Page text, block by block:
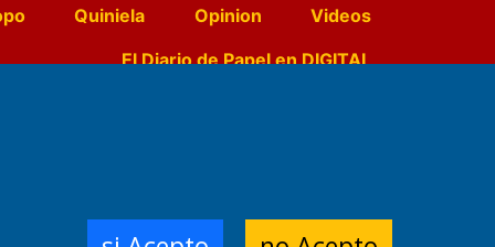
Quiniela Opinion
Videos
El Diario de Papel en DIGITAL